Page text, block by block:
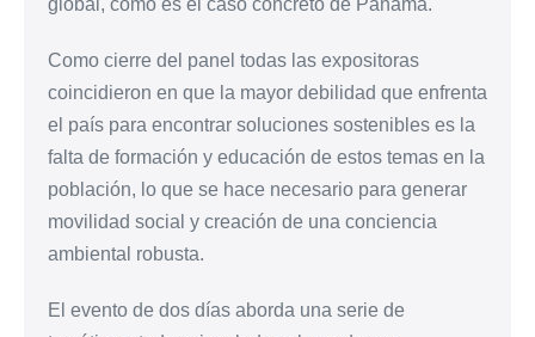
Como cierre del panel todas las expositoras
coincidieron en que la mayor debilidad que enfrenta
el país para encontrar soluciones sostenibles es la
falta de formación y educación de estos temas en la
población, lo que se hace necesario para generar
movilidad social y creación de una conciencia
ambiental robusta.
El evento de dos días aborda una serie de